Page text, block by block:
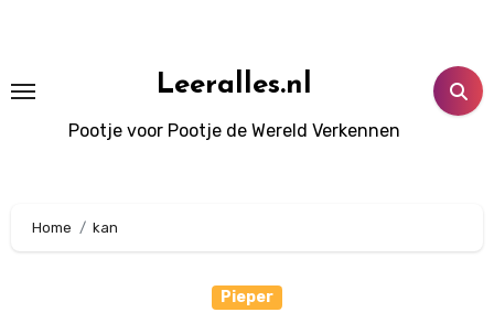
Leeralles.nl
Pootje voor Pootje de Wereld Verkennen
Home kan
Pieper